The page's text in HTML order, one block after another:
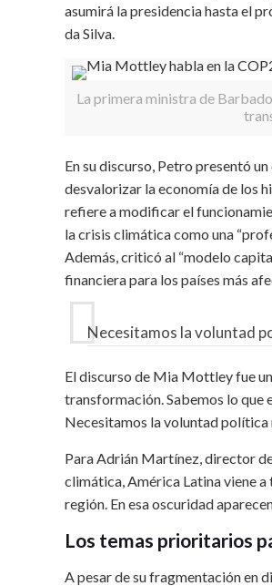
asumirá la presidencia hasta el
da Silva.
La primera ministra de
En su discurso, Petro presentó
desvalorizar la economía de los
refiere a modificar el
la crisis climática como una
Además, criticó al “modelo
financiera para los países más
Necesitamos la voluntad
El discurso de Mia Mottley fue
transformación. Sabemos lo que
Necesitamos la voluntad política
Para Adrián Martínez, director
climática, América Latina viene a
región. En esa oscuridad
Los temas prioritarios
A pesar de su fragmentación en